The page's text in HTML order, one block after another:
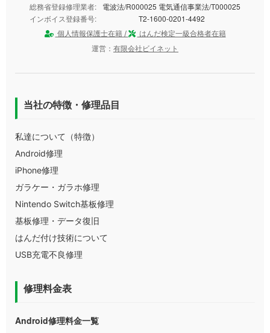
総務省登録修理業者:
電波法/R000025 電気通信事業法/T000025
インボイス登録番号:
T2-1600-0201-4492
個人情報保護士在籍 /
はんだ検定一級合格者在籍
運営： 有限会社ビイネット
当社の特徴・修理品目
私達について（特徴）
Android修理
iPhone修理
ガラケー・ガラホ修理
Nintendo Switch基板修理
基板修理・データ復旧
はんだ付け技術について
USB充電不良修理
修理料金表
Android修理料金一覧